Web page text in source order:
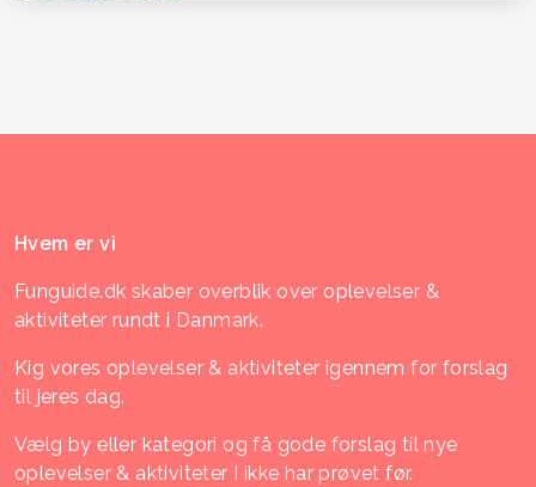
Hvem er vi
Funguide.dk skaber overblik over oplevelser &
aktiviteter rundt i Danmark.
Kig vores oplevelser & aktiviteter igennem for forslag
til jeres dag.
Vælg by eller kategori og få gode forslag til nye
oplevelser & aktiviteter I ikke har prøvet før.